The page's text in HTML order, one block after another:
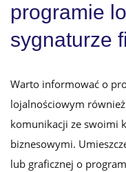
programie
sygnaturze
Warto informować o
lojalnościowym
komunikacji ze swoimi
biznesowymi.
lub graficznej o